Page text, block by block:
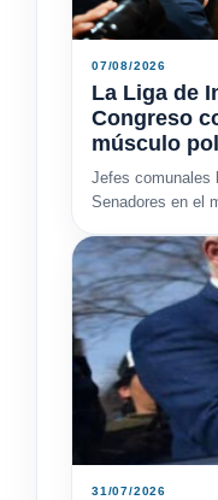
07/08/2026
La Liga de
Congreso
músculo
Jefes comunales
Senadores en el
31/07/2026